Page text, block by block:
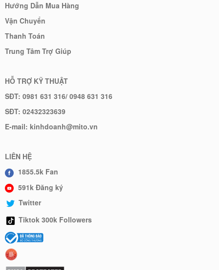
Hướng Dẫn Mua Hàng
Vận Chuyển
Thanh Toán
Trung Tâm Trợ Giúp
HỖ TRỢ KỸ THUẬT
SĐT: 0981 631 316/ 0948 631 316
SĐT: 02432323639
E-mail: kinhdoanh@mito.vn
LIÊN HỆ
1855.5k Fan
591k Đăng ký
Twitter
Tiktok 300k Followers